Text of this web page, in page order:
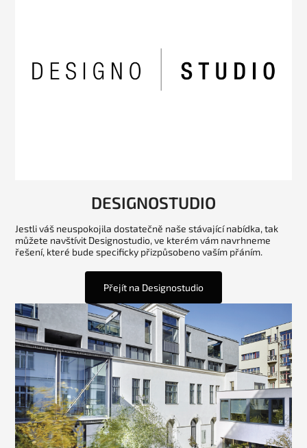
DESIGNOSTUDIO
Jestli váš neuspokojila dostatečně naše stávající nabídka, tak
můžete navštívit Designostudio, ve kterém vám navrhneme
řešení, které bude specificky přizpůsobeno vaším přáním.
Přejít na Designostudio